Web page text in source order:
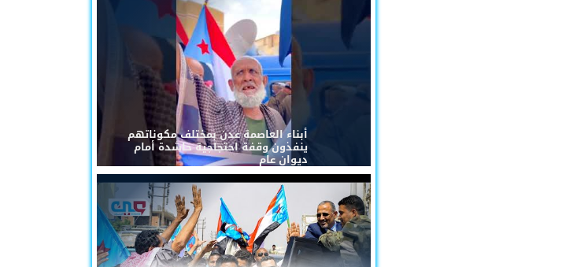
أبناء العاصمة عدن بمختلف مكوناتهم
ينفذون وقفة احتجاجية حاشدة أمام
ديوان عام